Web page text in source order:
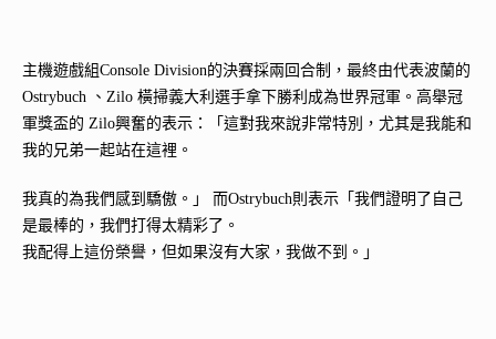
主機遊戲組Console Division的決賽採兩回合制，最終由代表波蘭的
Ostrybuch 、Zilo 橫掃義大利選手拿下勝利成為世界冠軍。高舉冠
軍獎盃的 Zilo興奮的表示：「這對我來說非常特別，尤其是我能和
我的兄弟一起站在這裡。
我真的為我們感到驕傲。」 而Ostrybuch則表示「我們證明了自己
是最棒的，我們打得太精彩了。
我配得上這份榮譽，但如果沒有大家，我做不到。」​